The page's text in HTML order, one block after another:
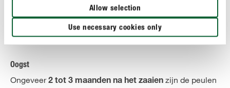
Allow selection
Use necessary cookies only
bemesten.
Toch houdt je bonenplant ervan als je de
bodem rond de plant regelmatig harkt en onkruidvrij
Oogst
Ongeveer2 tot 3 maanden na het zaaien zijn de peulen